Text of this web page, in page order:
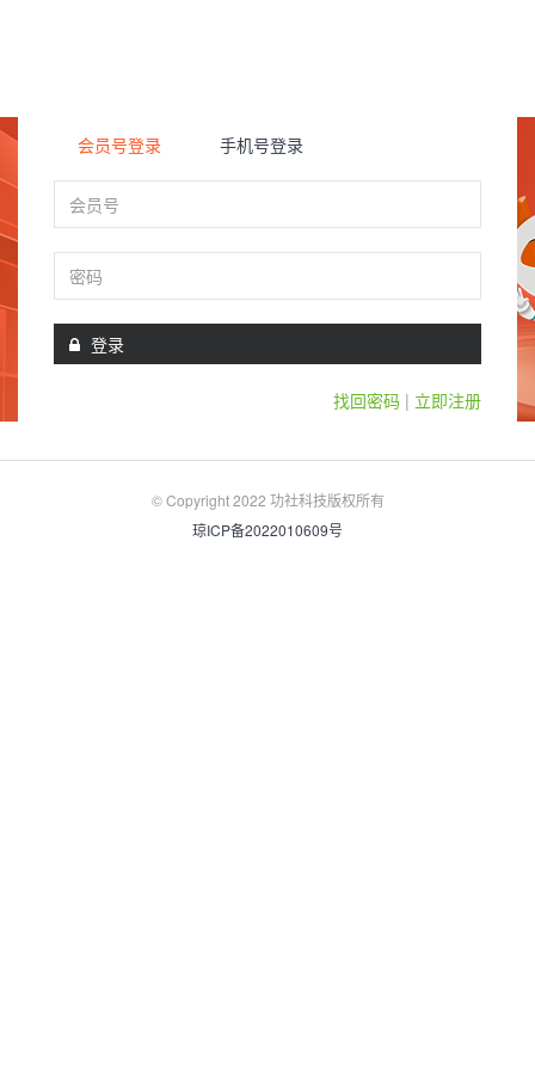
会员号登录 手机号登录
会员号
密码
登录
找回密码 | 立即注册
© Copyright 2022 功社科技版权所有
琼ICP备2022010609号